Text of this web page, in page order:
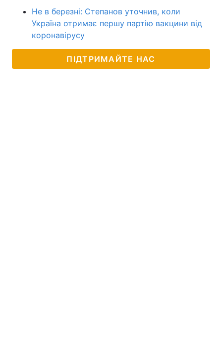
Не в березні: Степанов уточнив, коли
Україна отримає першу партію вакцини від
коронавірусу
ПІДТРИМАЙТЕ НАС